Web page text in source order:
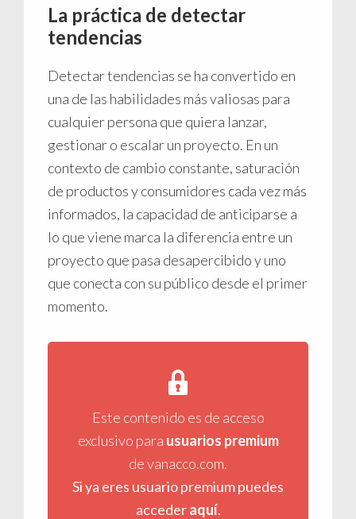
La práctica de detectar
tendencias
Detectar tendencias se ha convertido en
una de las habilidades más valiosas para
cualquier persona que quiera lanzar,
gestionar o escalar un proyecto. En un
contexto de cambio constante, saturación
de productos y consumidores cada vez más
informados, la capacidad de anticiparse a
lo que viene marca la diferencia entre un
proyecto que pasa desapercibido y uno
que conecta con su público desde el primer
momento.
Este contenido es de acceso
exclusivo para usuarios premium
de vanacco.com.
Si ya eres usuario premium puedes
accederaquí.